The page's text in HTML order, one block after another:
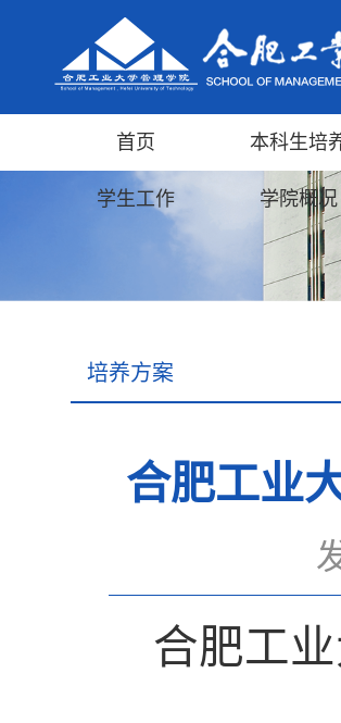
首页 本科生培
学生工作 学院概况
培养方案
合肥工业
合肥工